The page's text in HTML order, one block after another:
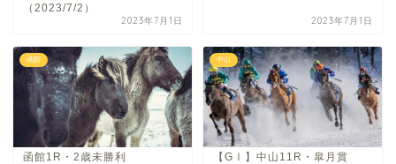
（2023/7/2）
2023年7月1日 2023年7月1日
函館
函館1R・2歳未勝利
中山
【GⅠ】中山11R・皐月賞